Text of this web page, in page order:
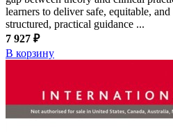
learners to deliver safe, equitable,
structured, practical guidance ...
7 927 ₽
В корзину